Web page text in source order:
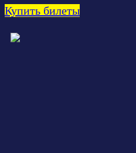
Купить билеты